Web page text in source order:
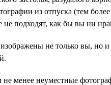
из отпуска (тем
подходят, как бы вы ни
не только вы, но
менее неуместные